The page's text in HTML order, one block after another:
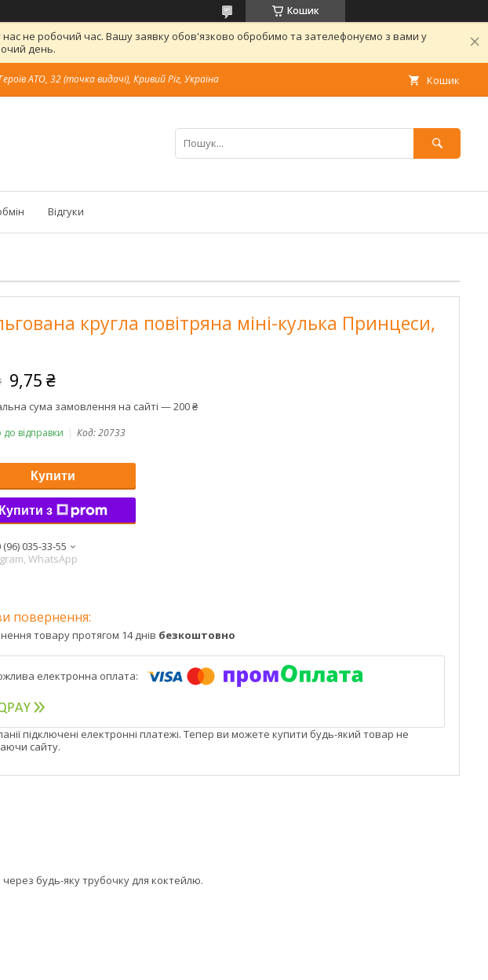
Кошик
не робочий час. Вашу заявку обов'язково обробимо та зателефонуємо з вами у
день.
АТО, 32 (точка видачі), Кривий Ріг, Україна Кошик
Відгуки
кругла повітряна міні-кулька Принцеси,
9,75 ₴
сума замовлення на сайті — 200 ₴
до відправки Код:20733
Купити
Купити з
(96) 035-33-55
WhatsApp
товару протягом 14 днів безкоштовно
підключені електронні платежі. Тепер ви можете купити будь-який товар не
сайту.
будь-яку трубочку для коктейлю.